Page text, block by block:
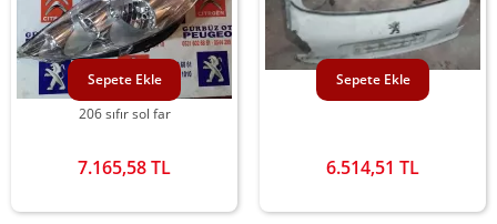
206 sıfır sol far
7.165,58 TL
Sepete Ekle
6.514,51 TL
Sepete Ekle